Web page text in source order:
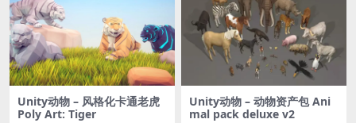
Unity动物 – 风格化卡通老虎
Poly Art: Tiger
Unity动物 – 动物资产包 Ani
mal pack deluxe v2